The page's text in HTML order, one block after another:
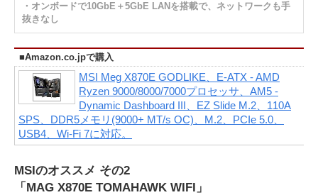
・オンボードで10GbE＋5GbE LANを搭載で、ネットワークも手
抜きなし
■Amazon.co.jpで購入
MSI Meg X870E GODLIKE、E-ATX - AMD
Ryzen 9000/8000/7000プロセッサ、AM5 -
Dynamic Dashboard III、EZ Slide M.2、110A
SPS、DDR5メモリ(9000+ MT/s OC)、M.2、PCIe 5.0、
USB4、Wi-Fi 7に対応。
MSIのオススメ その2
「MAG X870E TOMAHAWK WIFI」